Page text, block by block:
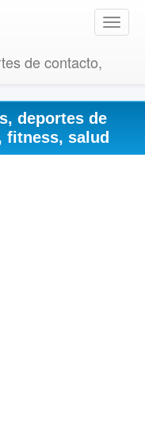
T
o
e
v
de contacto,
deportes de
fitness, salud